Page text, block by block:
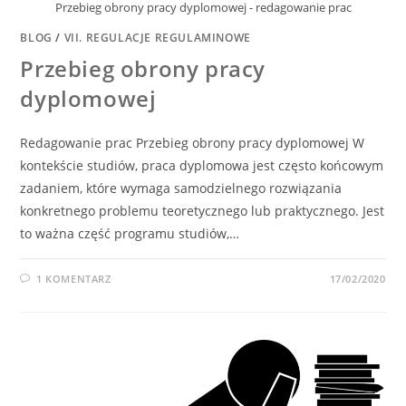
Przebieg obrony pracy dyplomowej - redagowanie prac
BLOG / VII. REGULACJE REGULAMINOWE
Przebieg obrony pracy
dyplomowej
Redagowanie prac Przebieg obrony pracy dyplomowej W
kontekście studiów, praca dyplomowa jest często końcowym
zadaniem, które wymaga samodzielnego rozwiązania
konkretnego problemu teoretycznego lub praktycznego. Jest
to ważna część programu studiów,…
1 KOMENTARZ 17/02/2020